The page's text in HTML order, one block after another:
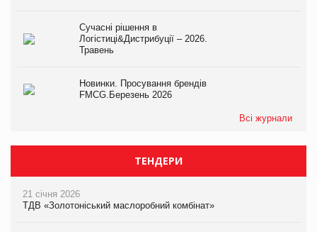
Сучасні рішення в
Логістиці&Дистрибуції – 2026.
Травень
Новинки. Просування брендів
FMCG.Березень 2026
Всі журнали
ТЕНДЕРИ
21 січня 2026
ТДВ «Золотоніський маслоробний комбінат»